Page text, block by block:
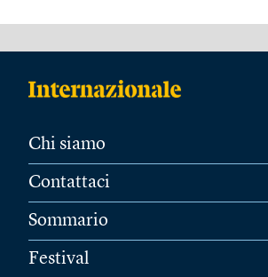
Chi siamo
Contattaci
Sommario
Festival